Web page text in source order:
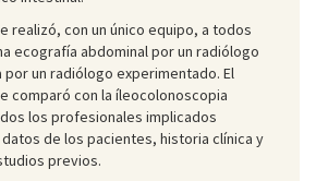
realizó, con un único equipo, a todos
ecografía abdominal por un radiólogo
un radiólogo experimentado. El
comparó con la íleocolonoscopia
los profesionales implicados
de los pacientes, historia clínica y
previos.